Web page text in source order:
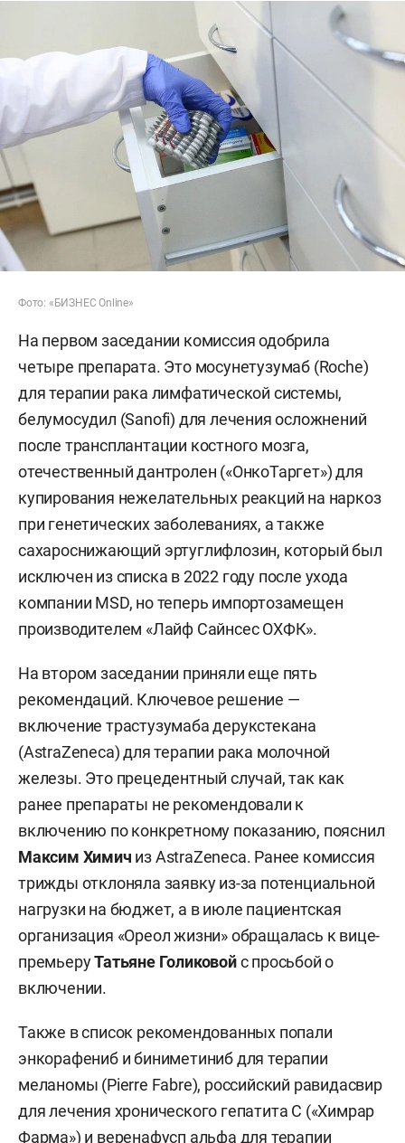
Фото: «БИЗНЕС Online»
На первом заседании комиссия одобрила
четыре препарата. Это мосунетузумаб (Roche)
для терапии рака лимфатической системы,
белумосудил (Sanofi) для лечения осложнений
после трансплантации костного мозга,
отечественный дантролен («ОнкоТаргет») для
купирования нежелательных реакций на наркоз
при генетических заболеваниях, а также
сахароснижающий эртуглифлозин, который был
исключен из списка в 2022 году после ухода
компании MSD, но теперь импортозамещен
производителем «Лайф Сайнсес ОХФК».
На втором заседании приняли еще пять
рекомендаций. Ключевое решение —
включение трастузумаба дерукстекана
(AstraZeneca) для терапии рака молочной
железы. Это прецедентный случай, так как
ранее препараты не рекомендовали к
включению по конкретному показанию, пояснил
Максим Химич из AstraZeneca. Ранее комиссия
трижды отклоняла заявку из-за потенциальной
нагрузки на бюджет, а в июле пациентская
организация «Ореол жизни» обращалась к вице-
премьеруТатьяне Голиковойс просьбой о
включении.
Также в список рекомендованных попали
энкорафениб и биниметиниб для терапии
меланомы (Pierre Fabre), российский равидасвир
для лечения хронического гепатита С («Химрар
Фарма») и веренафусп альфа для терапии